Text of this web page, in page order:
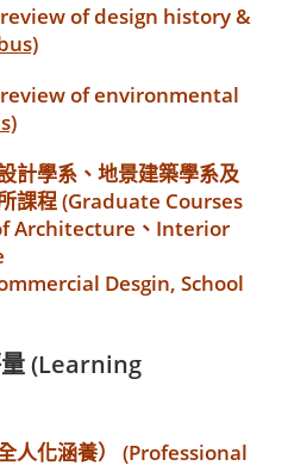
of design history &
of environmental
計學系 、 地景建築學系及
課程 (Graduate Courses
Architecture 、 Interior
Desgin, School
(Learning
人化涵養） (Professional